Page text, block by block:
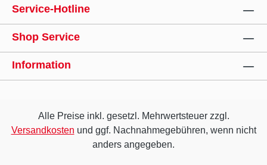
Service-Hotline
Shop Service
Information
Alle Preise inkl. gesetzl. Mehrwertsteuer zzgl.
Versandkosten und ggf. Nachnahmegebühren, wenn nicht
anders angegeben.